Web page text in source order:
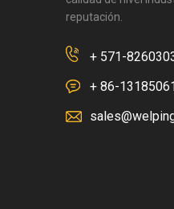
reputación.
+ 571-
+ 86-